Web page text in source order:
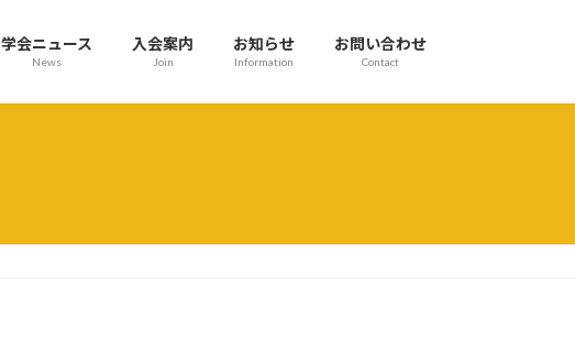
学会ニュース
News
入会案内
Join
お知らせ
Information
お問い合わせ
Contact